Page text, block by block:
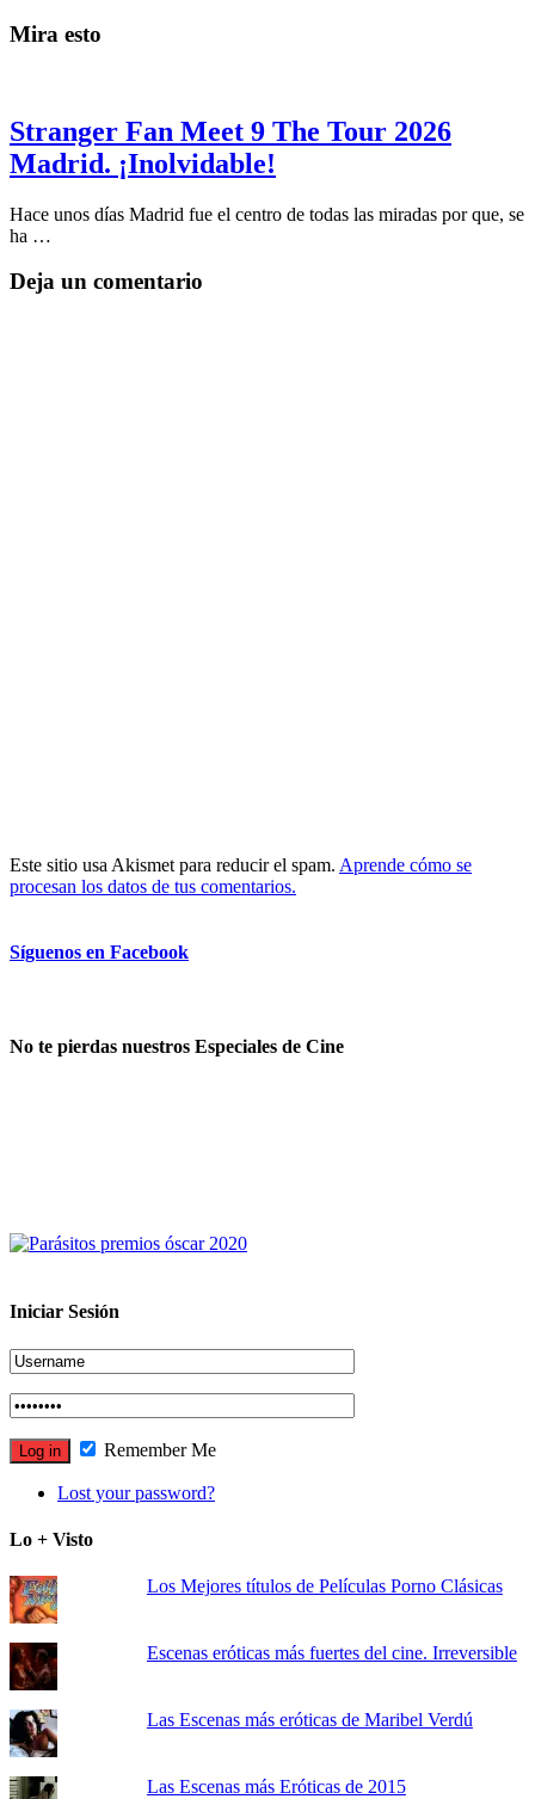
Mira esto
Stranger Fan Meet 9 The Tour 2026
Madrid. ¡Inolvidable!
Hace unos días Madrid fue el centro de todas las miradas por que, se
ha …
Deja un comentario
Este sitio usa Akismet para reducir el spam. Aprende cómo se
procesan los datos de tus comentarios.
Síguenos en Facebook
No te pierdas nuestros Especiales de Cine
Iniciar Sesión
Remember Me
Lost your password?
Lo + Visto
Los Mejores títulos de Películas Porno Clásicas
Escenas eróticas más fuertes del cine. Irreversible
Las Escenas más eróticas de Maribel Verdú
Las Escenas más Eróticas de 2015